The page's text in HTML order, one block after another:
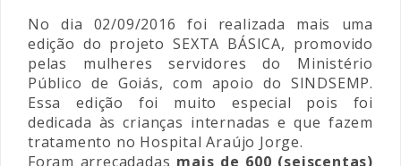
No dia 02/09/2016 foi realizada mais uma
edição do projeto SEXTA BÁSICA, promovido
pelas mulheres servidores do Ministério
Público de Goiás, com apoio do SINDSEMP.
Essa edição foi muito especial pois foi
dedicada às crianças internadas e que fazem
tratamento no Hospital Araújo Jorge.
Foram arrecadadas mais de 600 (seiscentas)